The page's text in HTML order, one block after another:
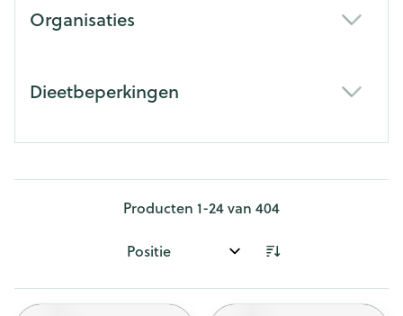
Organisaties
Dieetbeperkingen
Producten 1-24van 404
Sorteer op: